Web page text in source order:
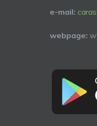
e-mail:
webpage: